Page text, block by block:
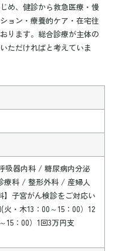
め、健診から救急医療・慢
ョン・療養的ケア・在宅往
ります。総合診療が主体の
ただければと考えていま
吸器内科 / 糖尿病内分泌
療科 / 整形外科 / 産婦人
子宮がん検診をご対応い
・木13：00～15：00）12
15：00）1回3万円支